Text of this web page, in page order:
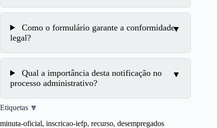
Como o formulário garante a conformidade
legal?
Qual a importância desta notificação no
processo administrativo?
Etiquetas 🔽
minuta-oficial, inscricao-iefp, recurso, desempregados